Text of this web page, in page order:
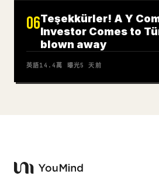
06Teşekkürler! A Y
Investor Comes to
blown away
英語14.4萬 曝光5 天前